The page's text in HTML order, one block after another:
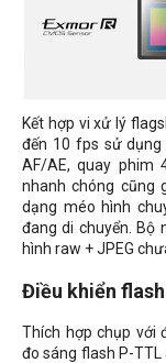
Kết hợp vi xử lý
đến 10 fps sử
AF/AE, quay phim
nhanh chóng cũng
dạng méo hình
đang di chuyển. Bộ
hình raw + JPEG
Điều khiển
Thích hợp chụp với
đo sáng flash P-